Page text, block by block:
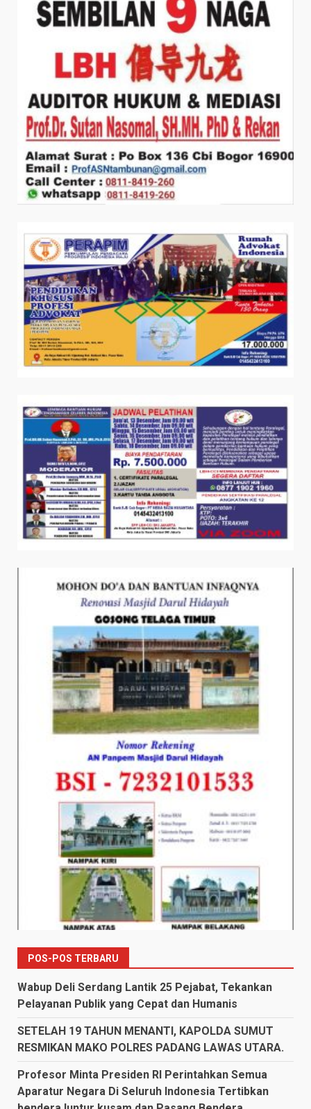
POS-POS TERBARU
Wabup Deli Serdang Lantik 25 Pejabat, Tekankan
Pelayanan Publik yang Cepat dan Humanis
SETELAH 19 TAHUN MENANTI, KAPOLDA SUMUT
RESMIKAN MAKO POLRES PADANG LAWAS UTARA.
Profesor Minta Presiden RI Perintahkan Semua
Aparatur Negara Di Seluruh Indonesia Tertibkan